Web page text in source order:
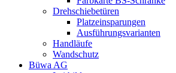
Drehschiebetüren
Platzeinsparungen
Ausführungsvarianten
Handläufe
Wandschutz
Büwa AG